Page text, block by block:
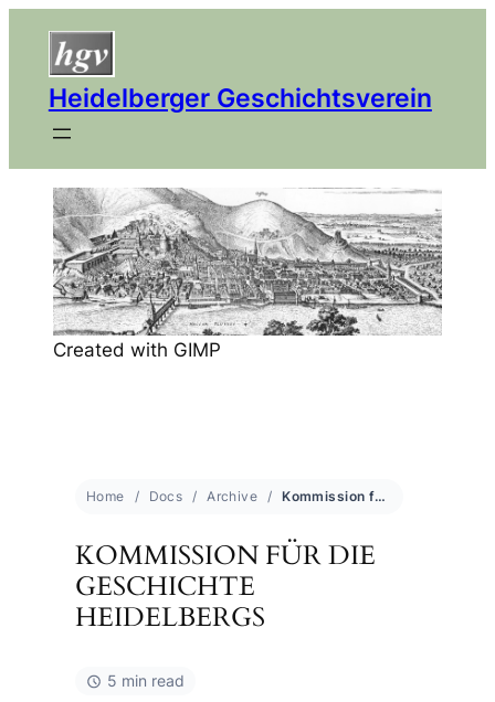
Heidelberger Geschichtsverein
Created with GIMP
Home Docs Archive Kommission für die Geschichte Heidelbergs
KOMMISSION FÜR DIE
GESCHICHTE
HEIDELBERGS
5 min read